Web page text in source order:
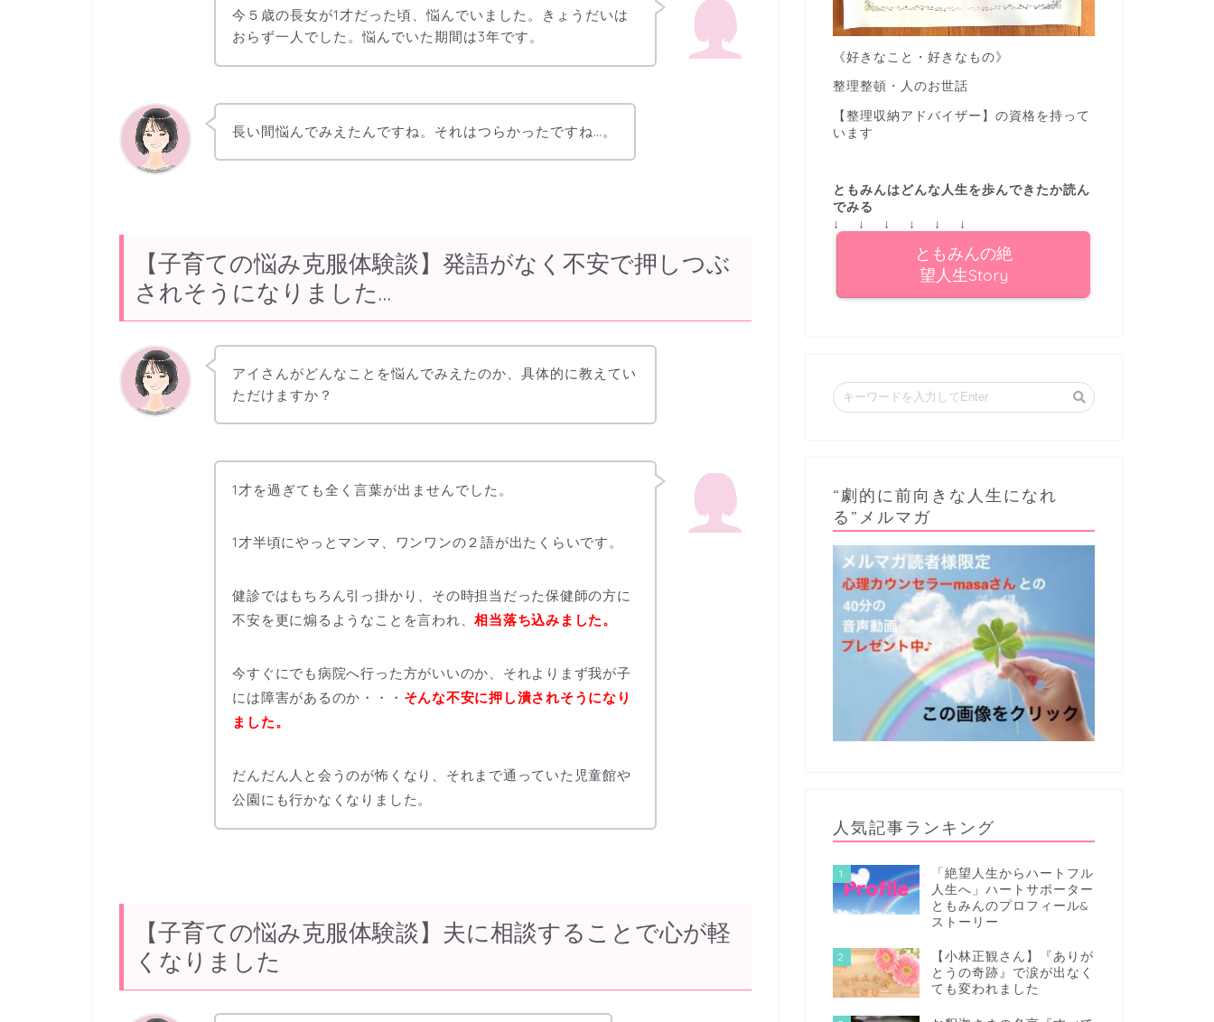
今５歳の長女が1才だった頃、悩んでいました。きょうだいは
おらず一人でした。悩んでいた期間は3年です。
長い間悩んでみえたんですね。それはつらかったですね…。
【子育ての悩み克服体験談】発語がなく不安で押しつぶ
されそうになりました…
アイさんがどんなことを悩んでみえたのか、具体的に教えてい
ただけますか？
1才を過ぎても全く言葉が出ませんでした。
1才半頃にやっとマンマ、ワンワンの２語が出たくらいです。
健診ではもちろん引っ掛かり、その時担当だった保健師の方に
不安を更に煽るようなことを言われ、相当落ち込みました。
今すぐにでも病院へ行った方がいいのか、それよりまず我が子
には障害があるのか・・・ そんな不安に押し潰されそうになり
ました。
だんだん人と会うのが怖くなり、それまで通っていた児童館や
公園にも行かなくなりました。
【子育ての悩み克服体験談】夫に相談することで心が軽
くなりました
《好きなこと・好きなもの》
整理整頓・人のお世話
【整理収納アドバイザー】の資格を持って
います
ともみんはどんな人生を歩んできたか読ん
でみる
↓ ↓ ↓ ↓ ↓ ↓
ともみんの絶
望人生Story
“劇的に前向きな人生になれ
る”メルマガ
人気記事ランキング
1
「絶望人生からハートフル
人生へ」ハートサポーター
ともみんのプロフィール&
ストーリー
2
【小林正観さん】『ありが
とうの奇跡』で涙が出なく
ても変われました